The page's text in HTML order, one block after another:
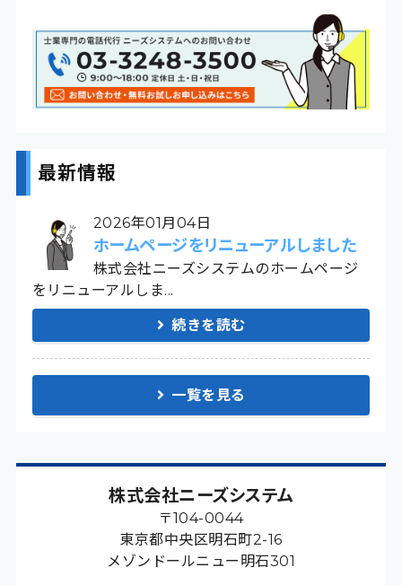
最新情報
2026年01月04日
ホームページをリニューアルしました
株式会社ニーズシステムのホームページ
をリニューアルしま...
続きを読む
一覧を見る
株式会社ニーズシステム
〒104-0044
東京都中央区明石町2-16
メゾンドールニュー明石301